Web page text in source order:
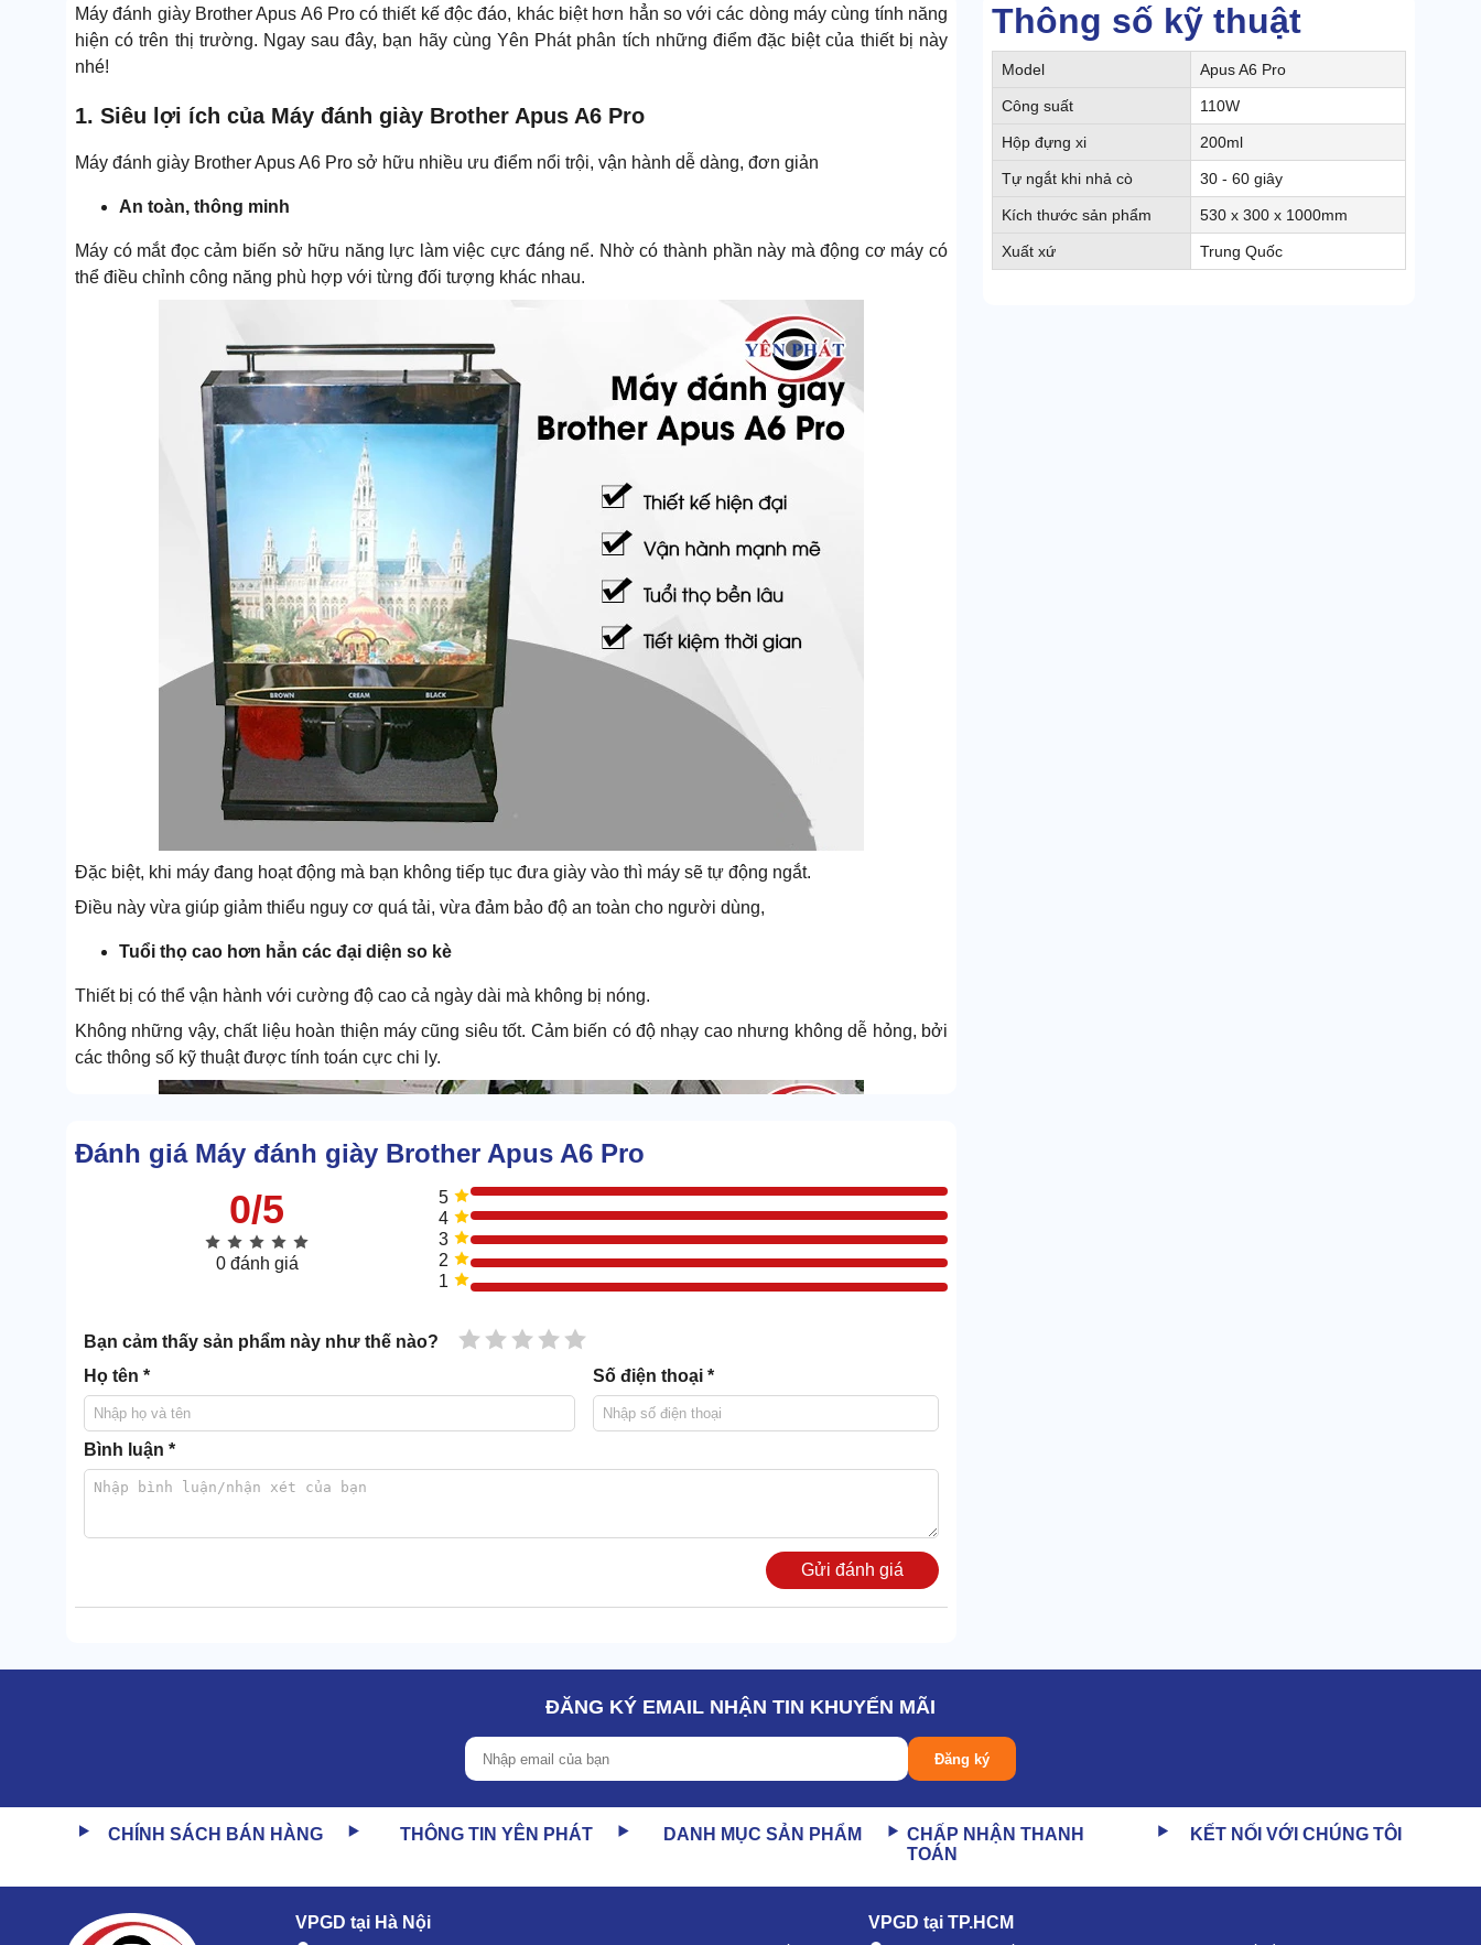
Thông số kỹ thuật
Model Apus A6 Pro
Công suất 110W
Hộp đựng xi 200ml
Tự ngắt khi nhả cò 30 - 60 giây
Kích thước sản phẩm 530 x 300 x 1000mm
Xuất xứ Trung Quốc
Máy đánh giày Brother Apus A6 Pro có thiết kế độc đáo, khác biệt hơn hẳn so với các dòng máy cùng tính năng
hiện có trên thị trường. Ngay sau đây, bạn hãy cùng Yên Phát phân tích những điểm đặc biệt của thiết bị này
nhé!
1. Siêu lợi ích của Máy đánh giày Brother Apus A6 Pro
Máy đánh giày Brother Apus A6 Pro sở hữu nhiều ưu điểm nổi trội, vận hành dễ dàng, đơn giản
An toàn, thông minh
Máy có mắt đọc cảm biến sở hữu năng lực làm việc cực đáng nể. Nhờ có thành phần này mà động cơ máy có
thể điều chỉnh công năng phù hợp với từng đối tượng khác nhau.
Đặc biệt, khi máy đang hoạt động mà bạn không tiếp tục đưa giày vào thì máy sẽ tự động ngắt.
Điều này vừa giúp giảm thiểu nguy cơ quá tải, vừa đảm bảo độ an toàn cho người dùng,
Tuổi thọ cao hơn hẳn các đại diện so kè
Thiết bị có thể vận hành với cường độ cao cả ngày dài mà không bị nóng.
Không những vậy, chất liệu hoàn thiện máy cũng siêu tốt. Cảm biến có độ nhạy cao nhưng không dễ hỏng, bởi
các thông số kỹ thuật được tính toán cực chi ly.
Máy hiện được bán ra với mức phí rất rẻ, phù hợp với túi tiền của số đông người Việt.
Trong quá trình vận hành, hiếm khi phát sinh sự cố. Nếu đầu tư thiết bị này, bạn sẽ không tốn kém nhiều chi phí.
Làm sạch siêu tốt, đánh bóng hoàn hảo
sở hữu động cơ cực khỏe, tạo lực quay trục chổi vừa mạnh mẽ, vừa đều tay. Vậy
nên, khi đưa giày vào khu vực vệ sinh thì bụi bẩn đều được loại bỏ.
Đánh giá Máy đánh giày Brother Apus A6 Pro
0/5
0 đánh giá
5
4
3
2
1
Bạn cảm thấy sản phẩm này như thế nào? 5 sao
4 sao
3 sao
2 sao
1 sao
Họ tên * Số điện thoại *
Bình luận *
Gửi đánh giá
ĐĂNG KÝ EMAIL NHẬN TIN KHUYẾN MÃI
Đăng ký
CHÍNH SÁCH BÁN HÀNG THÔNG TIN YÊN PHÁT DANH MỤC SẢN PHẨM
CHẤP NHẬN THANH
TOÁN
KẾT NỐI VỚI CHÚNG TÔI
VPGD tại Hà Nội VPGD tại TP.HCM